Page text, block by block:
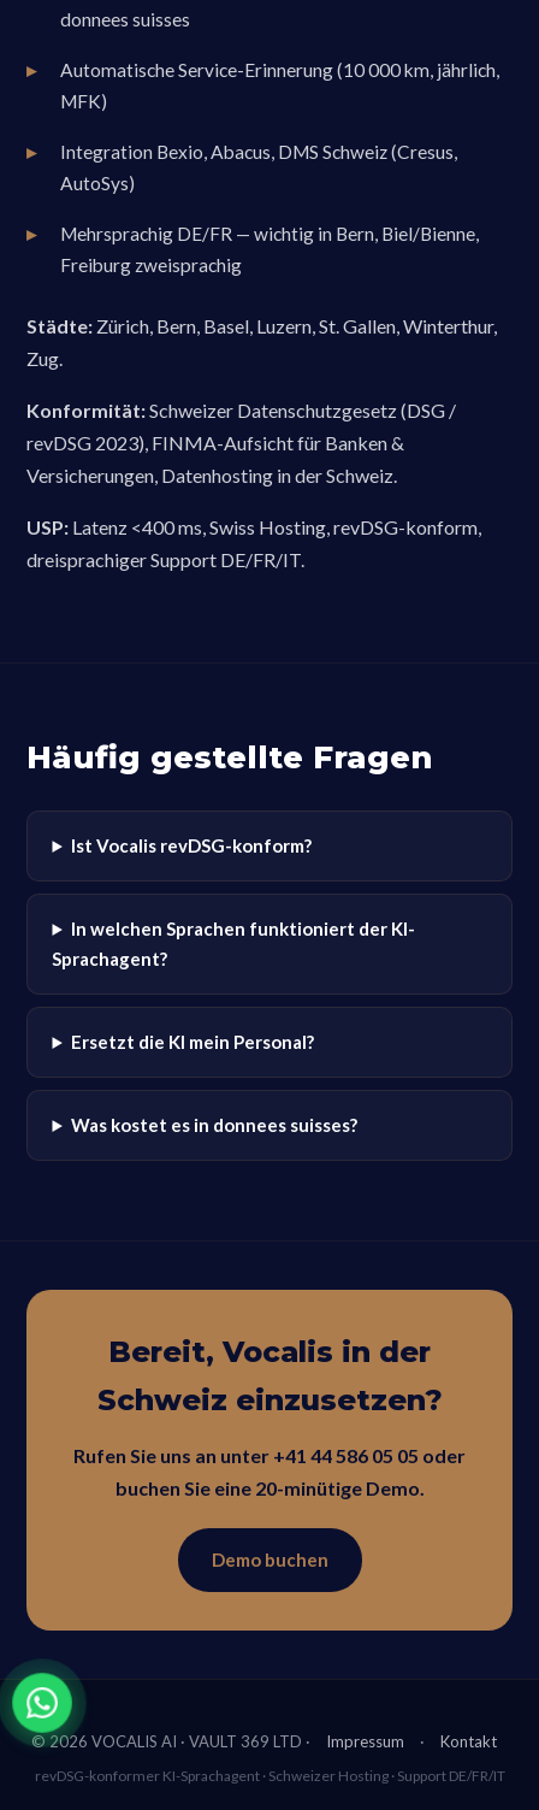
donnees suisses
Automatische Service-Erinnerung (10 000 km, jährlich,
MFK)
Integration Bexio, Abacus, DMS Schweiz (Cresus,
AutoSys)
Mehrsprachig DE/FR — wichtig in Bern, Biel/Bienne,
Freiburg zweisprachig
Städte: Zürich, Bern, Basel, Luzern, St. Gallen, Winterthur,
Zug.
Konformität:Schweizer Datenschutzgesetz (DSG /
revDSG 2023), FINMA-Aufsicht für Banken &
Versicherungen, Datenhosting in der Schweiz.
USP: Latenz <400 ms, Swiss Hosting, revDSG-konform,
dreisprachiger Support DE/FR/IT.
Häufig gestellte Fragen
Ist Vocalis revDSG-konform?
In welchen Sprachen funktioniert der KI-
Sprachagent?
Ersetzt die KI mein Personal?
Was kostet es in donnees suisses?
Bereit, Vocalis in der
Schweiz einzusetzen?
Rufen Sie uns an unter +41 44 586 05 05 oder
buchen Sie eine 20-minütige Demo.
Demo buchen
© 2026 VOCALIS AI · VAULT 369 LTD · Impressum · Kontakt
revDSG-konformer KI-Sprachagent · Schweizer Hosting · Support DE/FR/IT